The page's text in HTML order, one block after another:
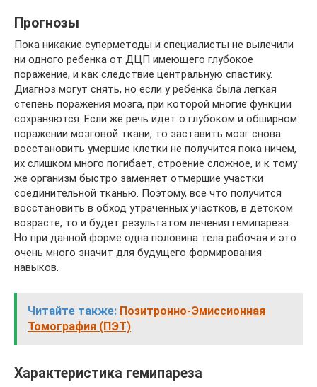
Прогнозы
Пока никакие суперметоды и специалисты не вылечили
ни одного ребенка от ДЦП имеющего глубокое
поражение, и как следствие центральную спастику.
Диагноз могут снять, но если у ребенка была легкая
степень поражения мозга, при которой многие функции
сохраняются. Если же речь идет о глубоком и обширном
поражении мозговой ткани, то заставить мозг снова
восстановить умершие клетки не получится пока ничем,
их слишком много погибает, строение сложное, и к тому
же организм быстро заменяет отмершие участки
соединительной тканью. Поэтому, все что получится
восстановить в обход утраченных участков, в детском
возрасте, то и будет результатом лечения гемипареза.
Но при данной форме одна половина тела рабочая и это
очень много значит для будущего формирования
навыков.
Читайте также: Позитронно-Эмиссионная
Томография (ПЭТ)
Характеристика гемипареза